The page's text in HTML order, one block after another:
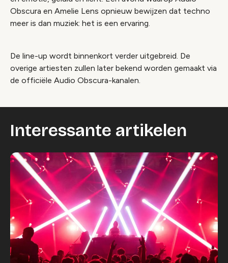
Obscura en Amelie Lens opnieuw bewijzen dat techno
meer is dan muziek: het is een ervaring.
De line-up wordt binnenkort verder uitgebreid. De
overige artiesten zullen later bekend worden gemaakt via
de officiële Audio Obscura-kanalen.
Interessante artikelen